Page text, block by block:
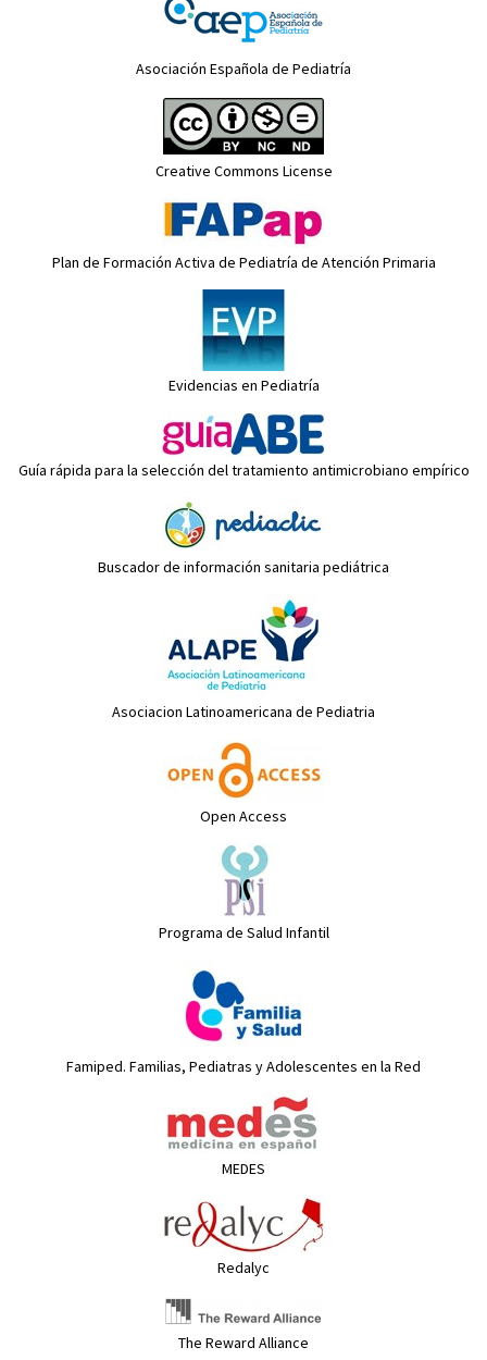
Asociación Española de Pediatría
Creative Commons License
Plan de Formación Activa de Pediatría de Atención Primaria
Evidencias en Pediatría
Guía rápida para la selección del tratamiento antimicrobiano empírico
Buscador de información sanitaria pediátrica
Asociacion Latinoamericana de Pediatria
Open Access
Programa de Salud Infantil
Famiped. Familias, Pediatras y Adolescentes en la Red
MEDES
Redalyc
The Reward Alliance